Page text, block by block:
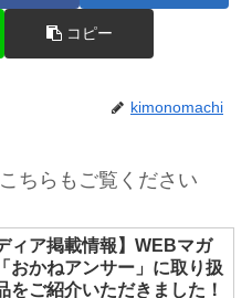
コピー
kimonomachi
こちらもご覧ください
ィア掲載情報】WEBマガ
おかねアンサー」に取り扱
をご紹介いただきました！